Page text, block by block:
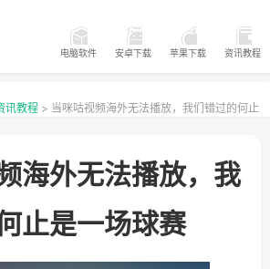
电脑软件 安卓下载 苹果下载 资讯教程
讯教程 > 当咪咕视频海外无法播放，我们错过的何止
海外无法播放，我
止是一场球赛